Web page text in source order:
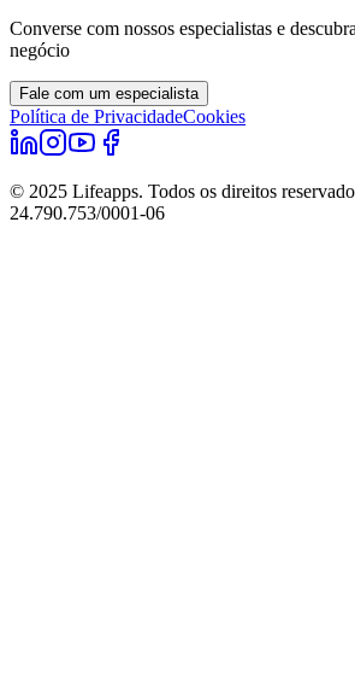
Converse com nossos especialistas e
negócio
Fale com um especialista
Política de PrivacidadeCookies
© 2025 Lifeapps. Todos os direitos
24.790.753/0001-06